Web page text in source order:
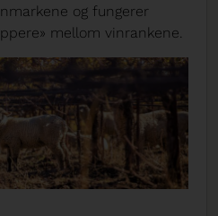
og fungerer
mellom vinrankene.